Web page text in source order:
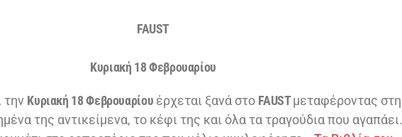
FAUST
Κυριακή 18 Φεβρουαρίου
, την Κυριακή 18 Φεβρουαρίου έρχεται ξανά στο FAUSTμεταφέροντας στη
της αντικείμενα, το κέφι της και όλα τα τραγούδια που αγαπάει.